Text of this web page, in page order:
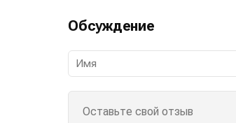
Обсуждение